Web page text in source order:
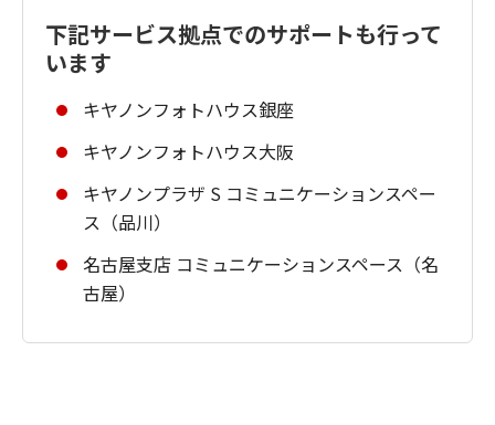
下記サービス拠点でのサポートも行って
います
キヤノンフォトハウス銀座
キヤノンフォトハウス大阪
キヤノンプラザ S コミュニケーションスペー
ス（品川）
名古屋支店 コミュニケーションスペース（名
古屋）